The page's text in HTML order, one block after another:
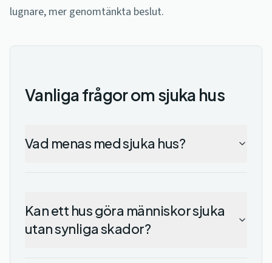
lugnare, mer genomtänkta beslut.
Vanliga frågor om sjuka hus
Vad menas med sjuka hus?
Kan ett hus göra människor sjuka
utan synliga skador?